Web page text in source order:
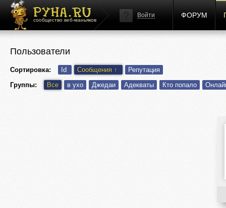
сообщество веб-маньяков
Войти ФОРУМ
Пользователи
Сортировка: Id Сообщения ↑
Репутация
Группы:
Все в ухо Джедаи Адекваты Кто попало